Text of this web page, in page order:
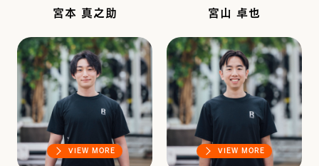
宮本 真之助 宮山 卓也
VIEW MORE VIEW MORE